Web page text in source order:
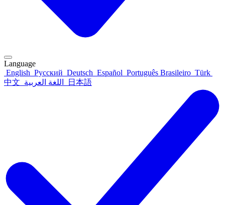
Language
English Русский Deutsch Español Português Brasileiro Türk
中文 اللغة العربية 日本語